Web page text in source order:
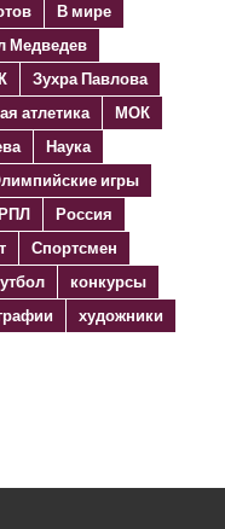
В мире
Медведев
Зухра Павлова
атлетика
МОК
Наука
игры
Россия
Спортсмен
конкурсы
художники